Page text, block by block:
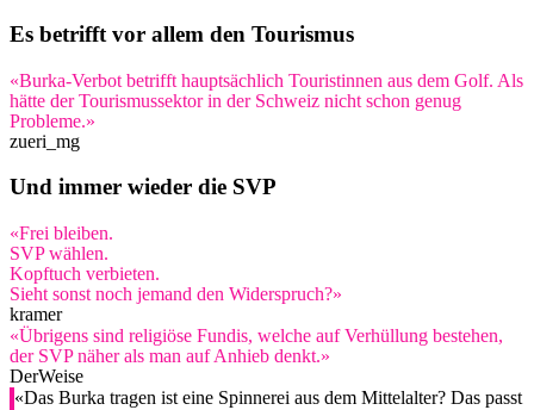
Es betrifft vor allem den Tourismus
«Burka-Verbot betrifft hauptsächlich Touristinnen aus dem Golf. Als
hätte der Tourismussektor in der Schweiz nicht schon genug
Probleme.»
zueri_mg
Und immer wieder die SVP
«Frei bleiben.
SVP wählen.
Kopftuch verbieten.
Sieht sonst noch jemand den Widerspruch?»
kramer
«Übrigens sind religiöse Fundis, welche auf Verhüllung bestehen,
der SVP näher als man auf Anhieb denkt.»
DerWeise
«Das Burka tragen ist eine Spinnerei aus dem Mittelalter? Das passt